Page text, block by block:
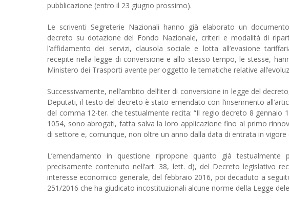
pubblicazione (entro il 23 giugno prossimo).
Le scriventi Segreterie Nazionali hanno già elaborato un
decreto su dotazione del Fondo Nazionale, criteri e modalità di
l’affidamento dei servizi, clausola sociale e lotta all’evasione
recepite nella legge di conversione e allo stesso tempo, le stesse,
Ministero dei Trasporti avente per oggetto le tematiche relative
Successivamente, nell’ambito dell’iter di conversione in legge del
Deputati, il testo del decreto è stato emendato con l’inserimento
del comma 12-ter. che testualmente recita: “Il regio decreto 8 gennaio
1054, sono abrogati, fatta salva la loro applicazione fino al primo
di settore e, comunque, non oltre un anno dalla data di entrata in vigore
L’emendamento in questione ripropone quanto già
precisamente contenuto nell’art. 38, lett. d), del Decreto legislativo
interesse economico generale, del febbraio 2016, poi decaduto a
251/2016 che ha giudicato incostituzionali alcune norme della Legge